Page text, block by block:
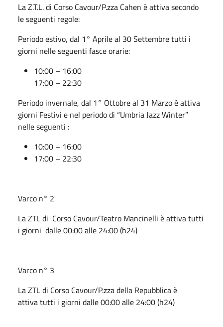
La Z.T.L. di Corso Cavour/P.zza Cahen è attiva secondo
le seguenti regole:
Periodo estivo, dal 1° Aprile al 30 Settembre tutti i
giorni nelle seguenti fasce orarie:
10:00 – 16:00
17:00 – 22:30
Periodo invernale, dal 1° Ottobre al 31 Marzo è attiva
giorni Festivi e nel periodo di “Umbria Jazz Winter”
nelle seguenti :
10:00 – 16:00
17:00 – 22:30
Varco n° 2
La ZTL di Corso Cavour/Teatro Mancinelli è attiva tutti
i giorni dalle 00:00 alle 24:00 (h24)
Varco n° 3
La ZTL di Corso Cavour/P.zza della Repubblica è
attiva tutti i giorni dalle 00:00 alle 24:00 (h24)